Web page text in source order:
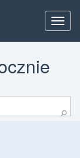
Menu
⚲